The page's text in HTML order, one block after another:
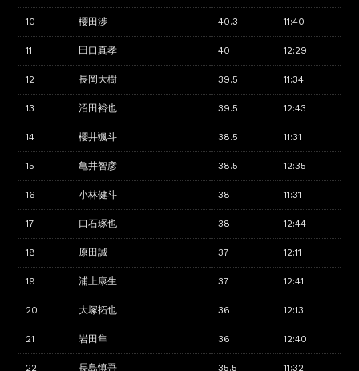
10 櫻田渉 40.3 11:40
11 田口真孝 40 12:29
12 長岡大樹 39.5 11:34
13 沼田裕也 39.5 12:43
14 櫻井颯斗 38.5 11:31
15 亀井智彦 38.5 12:35
16 小林健斗 38 11:31
17 口石琢也 38 12:44
18 原田誠 37 12:11
19 浦上康生 37 12:41
20 大塚拓也 36 12:13
21 岩田隼 36 12:40
22 長島慎吾 35.5 11:32